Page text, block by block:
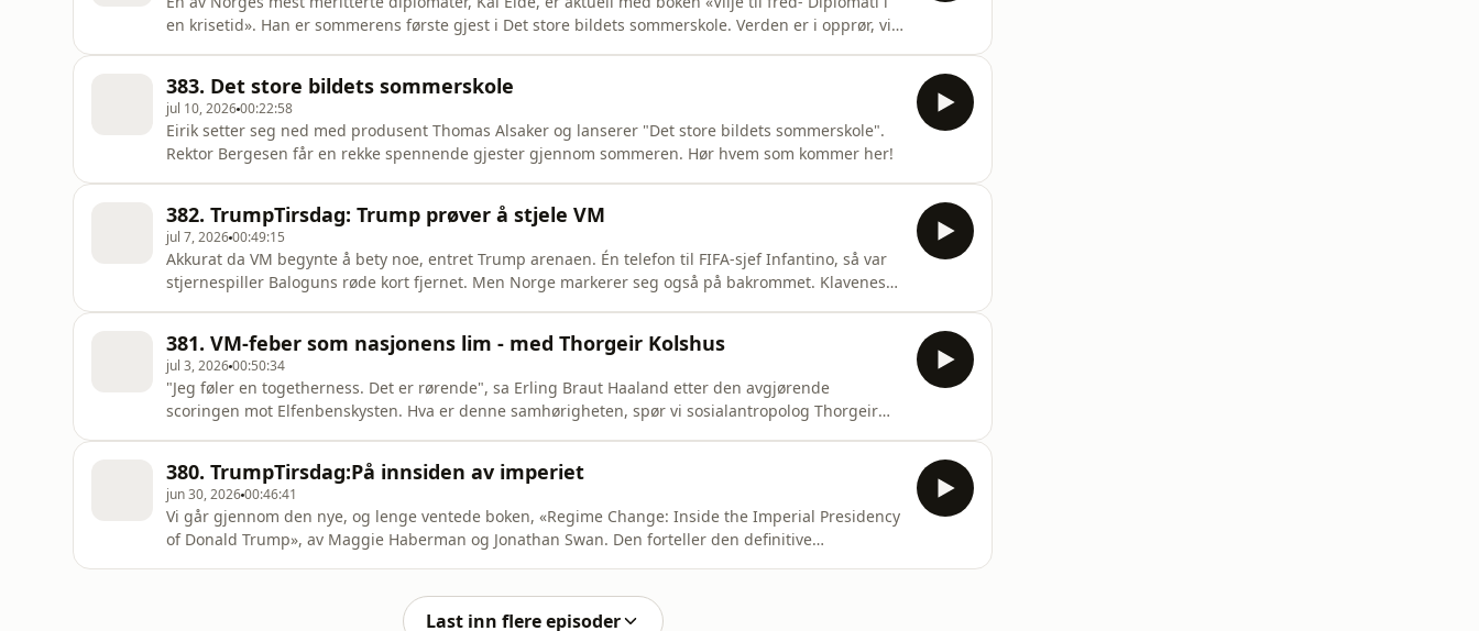
en krisetid». Han er sommerens første gjest i Det store bildets sommerskole. Verden er i opprør, vi
383. Det store bildets sommerskole
jul 10, 202600:22:58
Eirik setter seg ned med produsent Thomas Alsaker og lanserer "Det store bildets sommerskole".
Rektor Bergesen får en rekke spennende gjester gjennom sommeren. Hør hvem som kommer her!
382. TrumpTirsdag: Trump prøver å stjele VM
jul 7, 202600:49:15
Akkurat da VM begynte å bety noe, entret Trump arenaen. Én telefon til FIFA-sjef Infantino, så var
stjernespiller Baloguns røde kort fjernet. Men Norge markerer seg også på bakrommet. Klaveness
milliarder d
381. VM-feber som nasjonens lim - med Thorgeir Kolshus
jul 3, 202600:50:34
"Jeg føler en togetherness. Det er rørende", sa Erling Braut Haaland etter den avgjørende
scoringen mot Elfenbenskysten. Hva er denne samhørigheten, spør vi sosialantropolog Thorgeir
380. TrumpTirsdag:På innsiden av imperiet
jun 30, 202600:46:41
Vi går gjennom den nye, og lenge ventede boken, «Regime Change: Inside the Imperial Presidency
of Donald Trump», av Maggie Haberman og Jonathan Swan. Den forteller den definitive
Last inn flere episoder